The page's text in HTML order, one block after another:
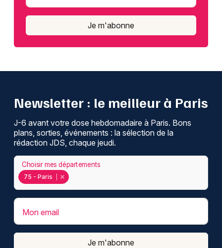
Je m'abonne
Newsletter : le meilleur à Paris
J-6 avant votre dose hebdomadaire à Paris. Bons
plans, sorties, événements : la sélection de la
rédaction JDS, chaque jeudi.
75 - Paris
Choisir mes départements
Mon email
Je m'abonne